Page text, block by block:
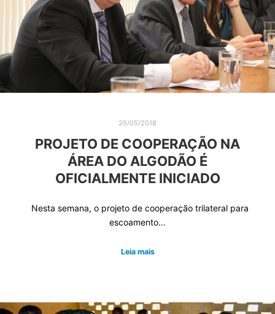
25/05/2018
PROJETO DE COOPERAÇÃO NA
ÁREA DO ALGODÃO É
OFICIALMENTE INICIADO
Nesta semana, o projeto de cooperação trilateral para
escoamento…
Leia mais